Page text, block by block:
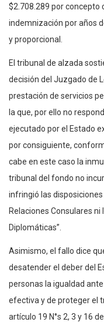
$2.708.289 por concepto
indemnización por años
y proporcional.
El tribunal de alzada
decisión del Juzgado de
prestación de servicios
la que, por ello no
ejecutado por el Estado
por consiguiente,
cabe en este caso la
tribunal del fondo no
infringió las
Relaciones Consulares
Diplomáticas”.
Asimismo, el fallo dice
desatender el deber del
personas la igualdad
efectiva y de proteger el
artículo 19 N°s 2, 3 y 16